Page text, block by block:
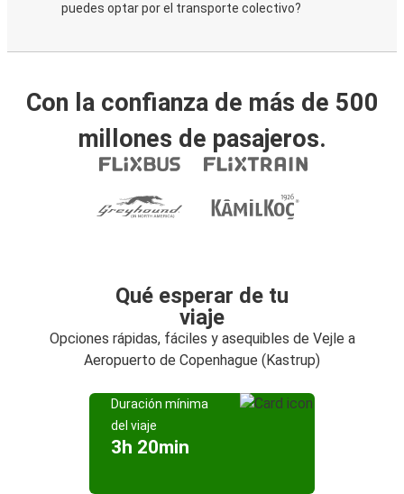
puedes optar por el transporte colectivo?
Con la confianza de más de 500
millones de pasajeros.
Qué esperar de tu
viaje
Opciones rápidas, fáciles y asequibles de Vejle a
Aeropuerto de Copenhague (Kastrup)
Duración mínima
del viaje
3h 20min